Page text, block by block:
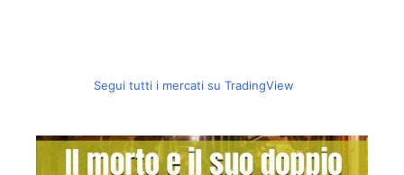
Segui tutti i mercati su TradingView